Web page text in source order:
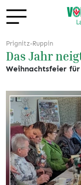
Prignitz-Ruppin
Das Jahr
Weihnachtsfeier